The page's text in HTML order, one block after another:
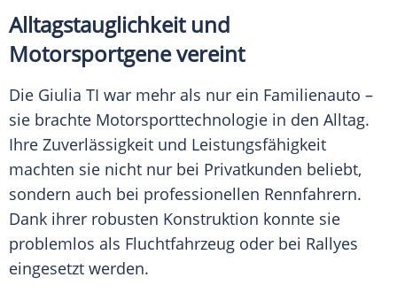
Alltagstauglichkeit und
Motorsportgene vereint
Die Giulia TI war mehr als nur ein Familienauto –
sie brachte Motorsporttechnologie in den Alltag.
Ihre Zuverlässigkeit und Leistungsfähigkeit
machten sie nicht nur bei Privatkunden beliebt,
sondern auch bei professionellen Rennfahrern.
Dank ihrer robusten Konstruktion konnte sie
problemlos als Fluchtfahrzeug oder bei Rallyes
eingesetzt werden.